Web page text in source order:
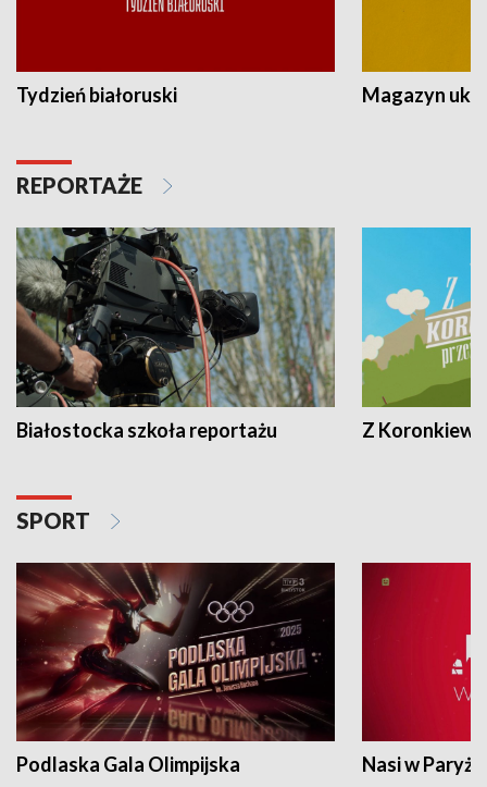
Tydzień białoruski Magazyn
REPORTAŻE
Białostocka szkoła reportażu Z
SPORT
Podlaska Gala Olimpijska Nasi w Paryżu